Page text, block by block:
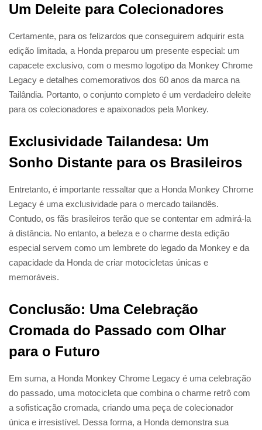
Um Deleite para Colecionadores
Certamente, para os felizardos que conseguirem adquirir esta
edição limitada, a Honda preparou um presente especial: um
capacete exclusivo, com o mesmo logotipo da Monkey Chrome
Legacy e detalhes comemorativos dos 60 anos da marca na
Tailândia. Portanto, o conjunto completo é um verdadeiro deleite
para os colecionadores e apaixonados pela Monkey.
Exclusividade Tailandesa: Um
Sonho Distante para os Brasileiros
Entretanto, é importante ressaltar que a Honda Monkey Chrome
Legacy é uma exclusividade para o mercado tailandês.
Contudo, os fãs brasileiros terão que se contentar em admirá-la
à distância. No entanto, a beleza e o charme desta edição
especial servem como um lembrete do legado da Monkey e da
capacidade da Honda de criar motocicletas únicas e
memoráveis.
Conclusão: Uma Celebração
Cromada do Passado com Olhar
para o Futuro
Em suma, a Honda Monkey Chrome Legacy é uma celebração
do passado, uma motocicleta que combina o charme retrô com
a sofisticação cromada, criando uma peça de colecionador
única e irresistível. Dessa forma, a Honda demonstra sua